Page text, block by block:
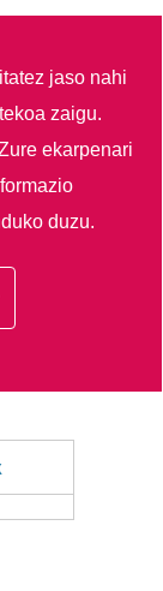
jaso nahi
zaigu.
ekarpenari
duzu.